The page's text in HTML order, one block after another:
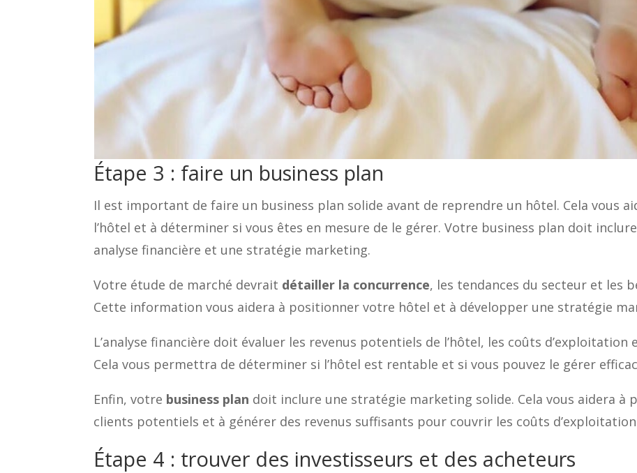
Étape 3 : faire un business plan
Il est important de faire un business plan solide avant de reprendre un hôtel. Cela vous
l’hôtel et à déterminer si vous êtes en mesure de le gérer. Votre business plan doit
analyse financière et une stratégie marketing.
Votre étude de marché devrait détailler la concurrence, les tendances du secteur et les
Cette information vous aidera à positionner votre hôtel et à développer une stratégie
L’analyse financière doit évaluer les revenus potentiels de l’hôtel, les coûts d’exploitation
Cela vous permettra de déterminer si l’hôtel est rentable et si vous pouvez le gérer
Enfin, votre business plan doit inclure une stratégie marketing solide. Cela vous aidera à
clients potentiels et à générer des revenus suffisants pour couvrir les coûts
Étape 4 : trouver des investisseurs et des acheteurs